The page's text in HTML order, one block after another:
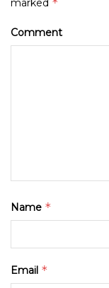
marked
Comment
Name *
Email *